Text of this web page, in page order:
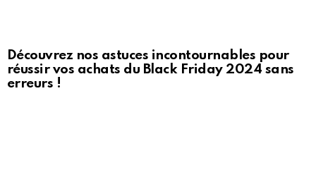
Découvrez nos astuces incontournables pour
réussir vos achats du Black Friday 2024 sans
erreurs !